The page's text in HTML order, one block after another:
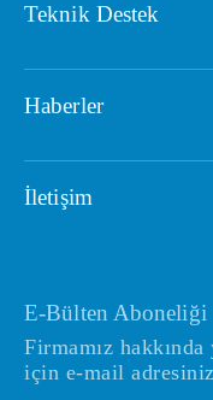
Teknik Destek
Haberler
İletişim
E-Bülten Aboneliği
Firmamız
için e-mail